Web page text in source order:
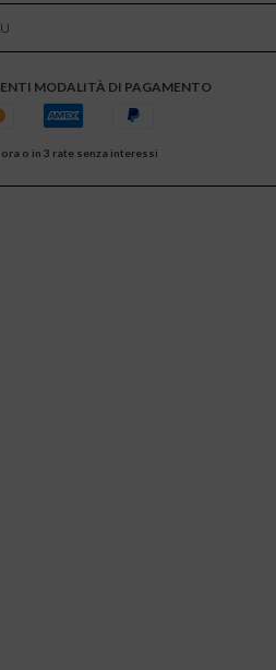
MODALITÀ DI PAGAMENTO
o in 3 rate senza interessi